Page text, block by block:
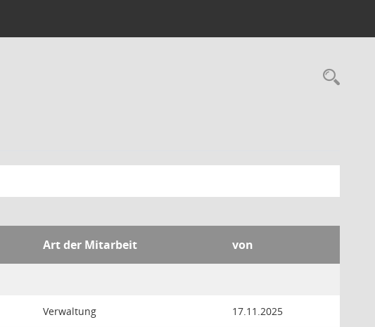
Art der Mitarbeit von
Verwaltung 17.11.2025